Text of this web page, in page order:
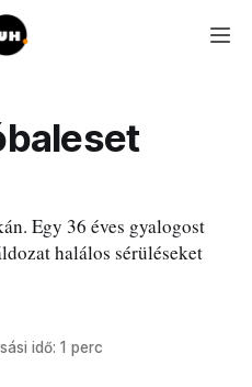
Egy 36 éves gyalogost
halálos sérüléseket
idő: 1 perc